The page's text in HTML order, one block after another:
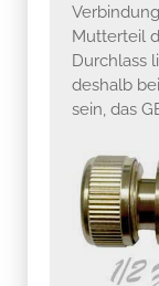
Mutterteil
Durchlass
deshalb
sein, das